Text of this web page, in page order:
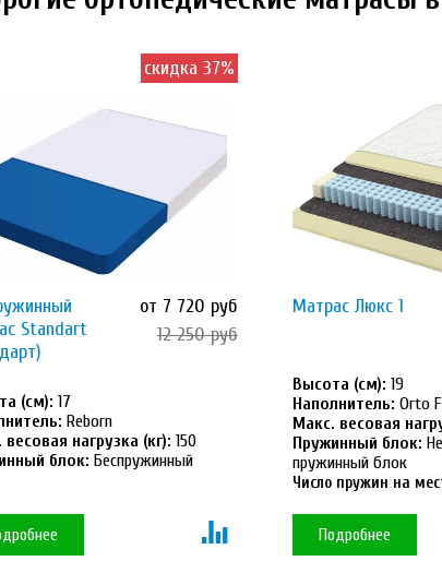
скидка 37%
Standart
от 7 720 руб
12 250 руб
(см): 17
Reborn
весовая нагрузка (кг): 150
блок: Беспружинный
Матрас Люкс 1
Высота (см): 19
Наполнитель: Orto
Макс. весовая
Пружинный блок:
пружинный блок
Число пружин на
Подробнее